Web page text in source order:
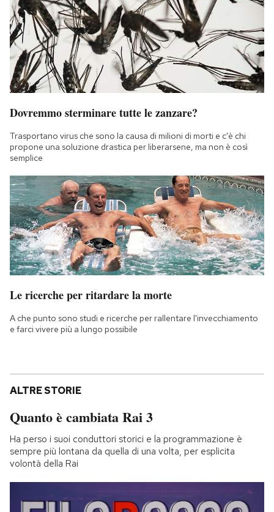
Dovremmo sterminare tutte le zanzare?
Trasportano virus che sono la causa di milioni di morti e c'è chi
propone una soluzione drastica per liberarsene, ma non è così
semplice
Le ricerche per ritardare la morte
A che punto sono studi e ricerche per rallentare l'invecchiamento
e farci vivere più a lungo possibile
ALTRE STORIE
Quanto è cambiata Rai 3
Ha perso i suoi conduttori storici e la programmazione è
sempre più lontana da quella di una volta, per esplicita
volontà della Rai